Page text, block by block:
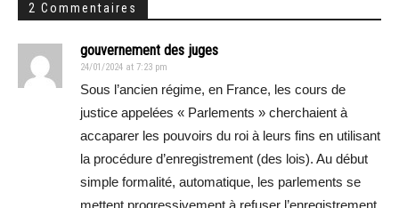
2 Commentaires
gouvernement des juges
24/01/2024 at 7:23 pm
Sous l’ancien régime, en France, les cours de
justice appelées « Parlements » cherchaient à
accaparer les pouvoirs du roi à leurs fins en utilisant
la procédure d’enregistrement (des lois). Au début
simple formalité, automatique, les parlements se
mettent progressivement à refuser l’enregistrement